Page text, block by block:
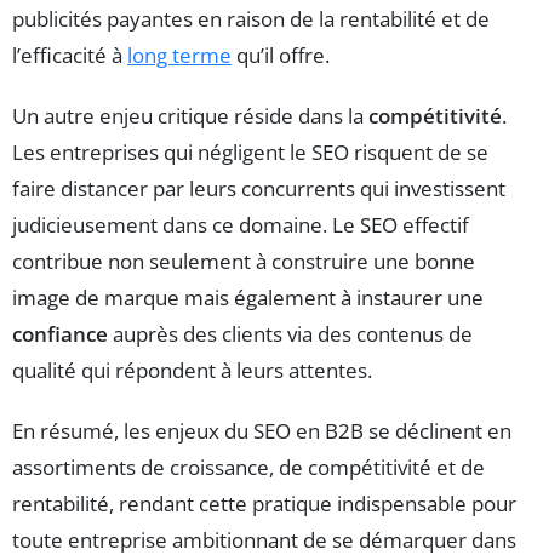
publicités payantes en raison de la rentabilité et de
l’efficacité à long terme qu’il offre.
Un autre enjeu critique réside dans la compétitivité.
Les entreprises qui négligent le SEO risquent de se
faire distancer par leurs concurrents qui investissent
judicieusement dans ce domaine. Le SEO effectif
contribue non seulement à construire une bonne
image de marque mais également à instaurer une
confiance auprès des clients via des contenus de
qualité qui répondent à leurs attentes.
En résumé, les enjeux du SEO en B2B se déclinent en
assortiments de croissance, de compétitivité et de
rentabilité, rendant cette pratique indispensable pour
toute entreprise ambitionnant de se démarquer dans